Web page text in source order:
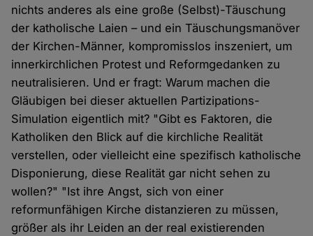
nichts anderes als eine große (Selbst)-Täuschung
der katholische Laien – und ein Täuschungsmanöver
der Kirchen-Männer, kompromisslos inszeniert, um
innerkirchlichen Protest und Reformgedanken zu
neutralisieren. Und er fragt: Warum machen die
Gläubigen bei dieser aktuellen Partizipations-
Simulation eigentlich mit? "Gibt es Faktoren, die
Katholiken den Blick auf die kirchliche Realität
verstellen, oder vielleicht eine spezifisch katholische
Disponierung, diese Realität gar nicht sehen zu
wollen?" "Ist ihre Angst, sich von einer
reformunfähigen Kirche distanzieren zu müssen,
größer als ihr Leiden an der real existierenden